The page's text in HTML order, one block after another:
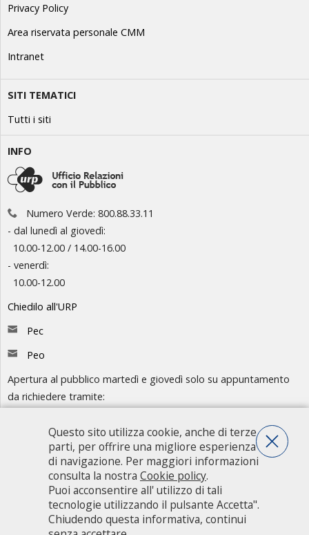
Privacy Policy
Area riservata personale CMM
Intranet
SITI TEMATICI
Tutti i siti
INFO
Numero Verde: 800.88.33.11
- dal lunedì al giovedì:
10.00-12.00 / 14.00-16.00
- venerdì:
10.00-12.00
Chiedilo all'URP
Pec
Peo
Apertura al pubblico martedì e giovedì solo su appuntamento
da richiedere tramite:
- Numero Verde: 800.88.33.11
Consulta l'organigramma
Accedi agli atti
Guida pratica ai servizi e alla modulistica
Questo sito utilizza cookie, anche di terze
parti, per offrire una migliore esperienza
di navigazione. Per maggiori informazioni
consulta la nostra Cookie policy.
Puoi acconsentire all' utilizzo di tali
tecnologie utilizzando il pulsante Accetta".
Chiudendo questa informativa, continui